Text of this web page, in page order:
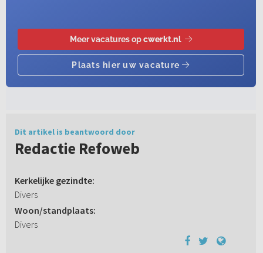
Dit artikel is beantwoord door
Redactie Refoweb
Kerkelijke gezindte:
Divers
Woon/standplaats:
Divers